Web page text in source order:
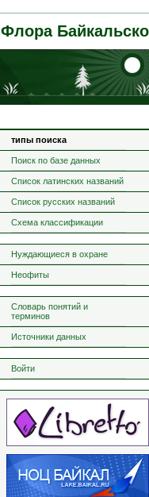
Флора
типы поиска
Поиск по базе данных
Список латинских названий
Список русских названий
Схема классификации
Нуждающиеся в охране
Неофиты
Словарь понятий и
терминов
Источники данных
Войти